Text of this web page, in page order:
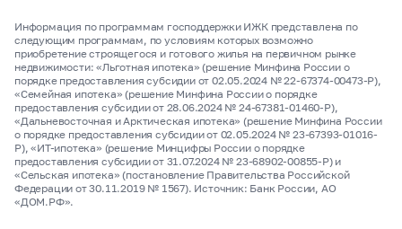
Информация по программам господдержки ИЖК представлена по
следующим программам, по условиям которых возможно
приобретение строящегося и готового жилья на первичном рынке
недвижимости: «Льготная ипотека» (решение Минфина России о
порядке предоставления субсидии от 02.05.2024 № 22-67374-00473-Р),
«Семейная ипотека» (решение Минфина России о порядке
предоставления субсидии от 28.06.2024 № 24-67381-01460-Р),
«Дальневосточная и Арктическая ипотека» (решение Минфина России
о порядке предоставления субсидии от 02.05.2024 № 23-67393-01016-
Р), «ИТ-ипотека» (решение Минцифры России о порядке
предоставления субсидии от 31.07.2024 № 23-68902-00855-Р) и
«Сельская ипотека» (постановление Правительства Российской
Федерации от 30.11.2019 № 1567). Источник: Банк России, АО
«ДОМ.РФ».